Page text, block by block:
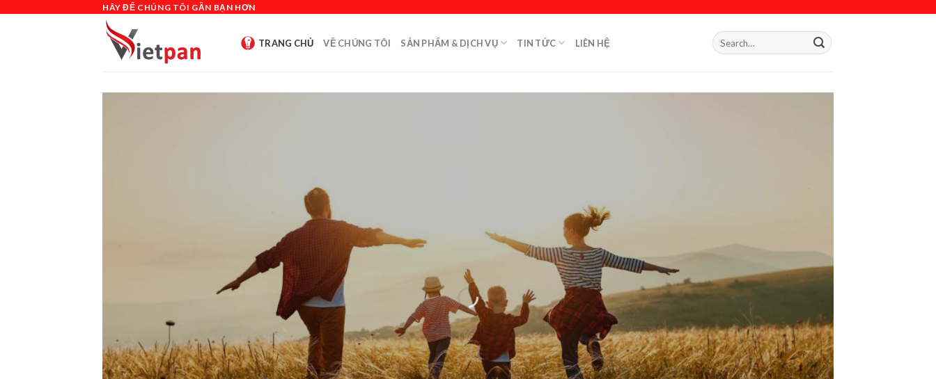
HÃY ĐỂ CHÚNG TÔI GẦN BẠN HƠN
TRANG CHỦ VỀ CHÚNG TÔI SẢN PHẨM & DỊCH VỤ TIN TỨC LIÊN HỆ